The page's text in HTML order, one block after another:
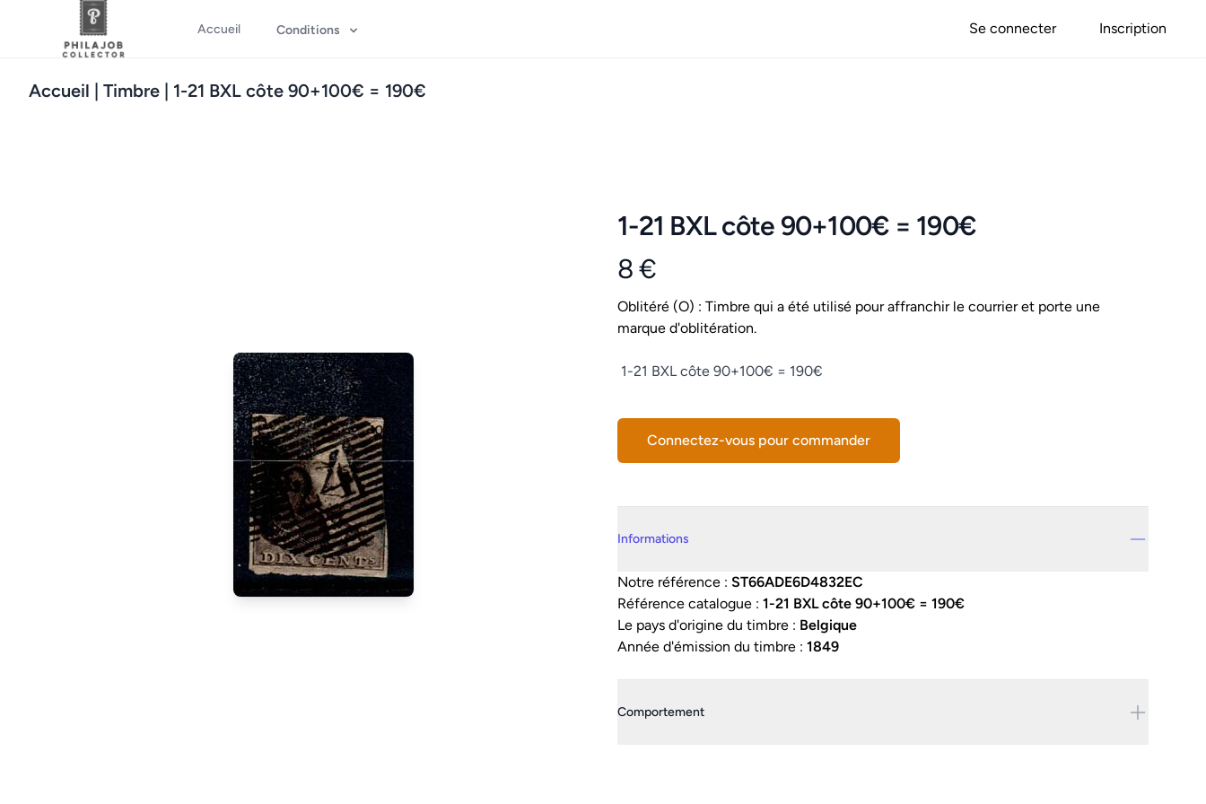
Accueil Conditions Se connecter Inscription
Accueil | Timbre | 1-21 BXL côte 90+100€ = 190€
1-21 BXL côte 90+100€ = 190€
Product information
8 €
Conditions
Oblitéré (O) : Timbre qui a été utilisé pour affranchir le courrier et porte une
marque d'oblitération.
Description
1-21 BXL côte 90+100€ = 190€
Connectez-vous pour commander
Informations
Notre référence : ST66ADE6D4832EC
Référence catalogue : 1-21 BXL côte 90+100€ = 190€
Le pays d'origine du timbre : Belgique
Année d'émission du timbre : 1849
Comportement